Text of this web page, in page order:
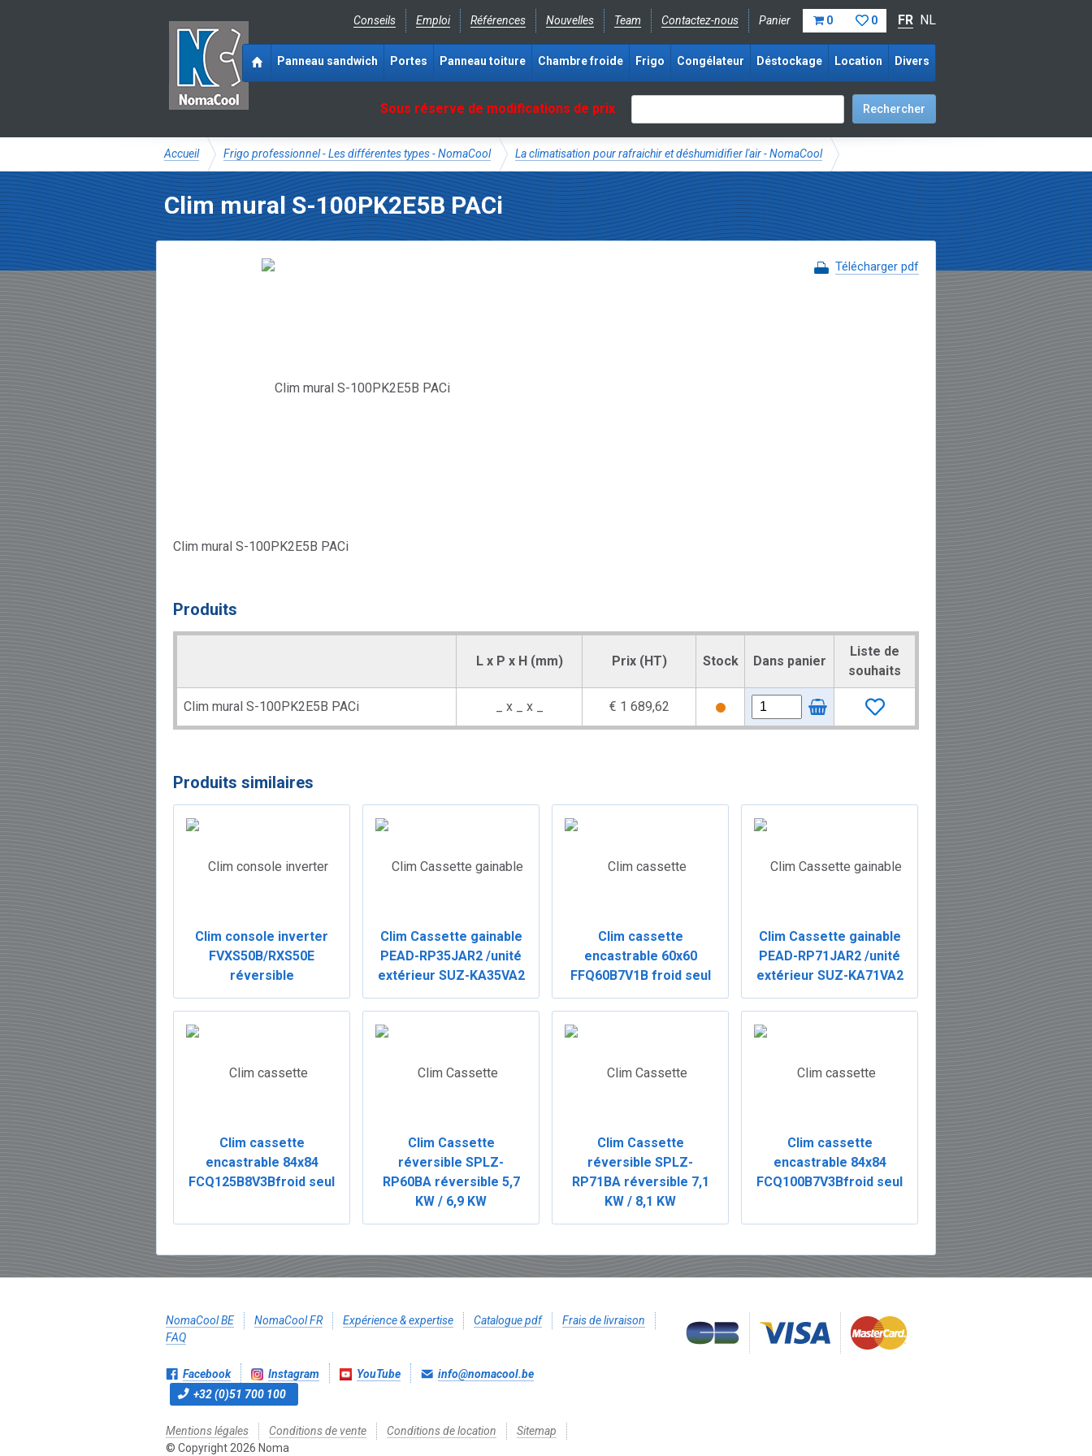
Conseils Emploi Références Nouvelles Team Contactez-nous Panier 0 0 FR NL
Sous réserve de modifications de prix
Panneau sandwich Portes Panneau toiture Chambre froide Frigo Congélateur Déstockage Location Divers
Accueil Frigo professionnel - Les différentes types - NomaCool La climatisation pour rafraichir et déshumidifier l'air - NomaCool
Clim mural S-100PK2E5B PACi
Télécharger pdf
Clim mural S-100PK2E5B PACi
Produits
L x P x H (mm) Prix (HT) Stock Dans panier
Liste de
souhaits
Clim mural S-100PK2E5B PACi _ x _ x _ € 1 689,62
Produits similaires
Clim console inverter
FVXS50B/RXS50E
réversible
Clim Cassette gainable
PEAD-RP35JAR2 /unité
extérieur SUZ-KA35VA2
Clim cassette
encastrable 60x60
FFQ60B7V1B froid seul
Clim Cassette gainable
PEAD-RP71JAR2 /unité
extérieur SUZ-KA71VA2
Clim cassette
encastrable 84x84
FCQ125B8V3Bfroid seul
Clim Cassette
réversible SPLZ-
RP60BA réversible 5,7
KW / 6,9 KW
Clim Cassette
réversible SPLZ-
RP71BA réversible 7,1
KW / 8,1 KW
Clim cassette
encastrable 84x84
FCQ100B7V3Bfroid seul
NomaCool BE NomaCool FR Expérience & expertise Catalogue pdf
Frais de livraison
FAQ
Facebook Instagram YouTube
info@nomacool.be
+32 (0)51 700 100
Mentions légales Conditions de vente Conditions de location
Sitemap
© Copyright 2026 Noma